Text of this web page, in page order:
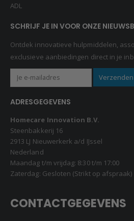
ADL
SCHRIJF JE IN VOOR ONZE
Ontdek innovatieve hulpmiddelen,
exclusieve aanbiedingen direct in je
ADRESGEGEVENS
Homecare Innovation B.V.
Steenbakkerij 16
2913 LJ Nieuwerkerk a/d IJssel
Nederland
Maandag t/m vrijdag: 8:30 t/m 17:00
Zaterdag: Gesloten (Strikt op afspraak)
CONTACTGEGEVENS